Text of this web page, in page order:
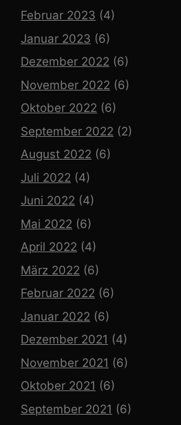
Februar 2023 (4)
Januar 2023 (6)
Dezember 2022 (6)
November 2022 (6)
Oktober 2022 (6)
September 2022 (2)
August 2022 (6)
Juli 2022 (4)
Juni 2022 (4)
Mai 2022 (6)
April 2022 (4)
März 2022 (6)
Februar 2022 (6)
Januar 2022 (6)
Dezember 2021 (4)
November 2021 (6)
Oktober 2021 (6)
September 2021 (6)